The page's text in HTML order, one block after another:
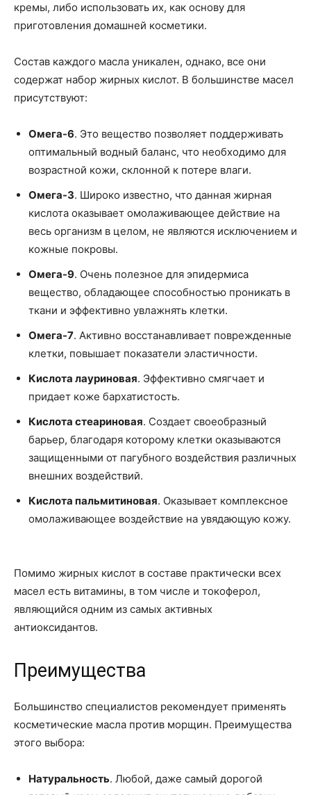
кремы, либо использовать их, как основу для
приготовления домашней косметики.
Состав каждого масла уникален, однако, все они
содержат набор жирных кислот. В большинстве масел
присутствуют:
Омега-6. Это вещество позволяет поддерживать
оптимальный водный баланс, что необходимо для
возрастной кожи, склонной к потере влаги.
Омега-3. Широко известно, что данная жирная
кислота оказывает омолаживающее действие на
весь организм в целом, не являются исключением и
кожные покровы.
Омега-9. Очень полезное для эпидермиса
вещество, обладающее способностью проникать в
ткани и эффективно увлажнять клетки.
Омега-7. Активно восстанавливает поврежденные
клетки, повышает показатели эластичности.
Кислота лауриновая. Эффективно смягчает и
придает коже бархатистость.
Кислота стеариновая. Создает своеобразный
барьер, благодаря которому клетки оказываются
защищенными от пагубного воздействия различных
внешних воздействий.
Кислота пальмитиновая. Оказывает комплексное
омолаживающее воздействие на увядающую кожу.
Помимо жирных кислот в составе практически всех
масел есть витамины, в том числе и токоферол,
являющийся одним из самых активных
антиоксидантов.
Преимущества
Большинство специалистов рекомендует применять
косметические масла против морщин. Преимущества
этого выбора:
Натуральность. Любой, даже самый дорогой